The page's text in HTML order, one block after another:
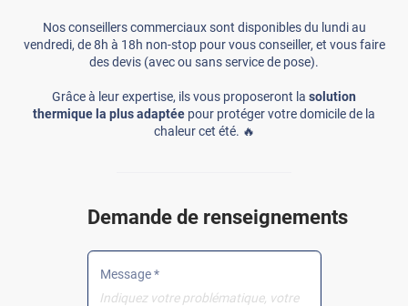
Nos conseillers commerciaux sont disponibles du lundi au
vendredi, de 8h à 18h non-stop pour vous conseiller, et vous faire
des devis (avec ou sans service de pose).
Grâce à leur expertise, ils vous proposeront la solution
thermique la plus adaptée pour protéger votre domicile de la
chaleur cet été. 🔥
Demande de renseignements
Message *